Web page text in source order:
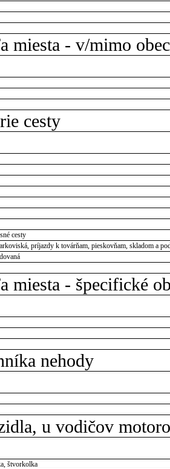
miesta - v/mimo obec
cesty
cesty
príjazdy k továrňam, pieskovňam, skladom a
miesta - špecifické
nehody
u vodičov
štvorkolka